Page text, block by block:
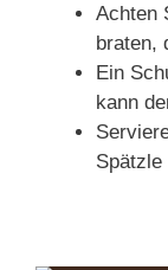
Achten
braten,
Ein
kann
Spätzle